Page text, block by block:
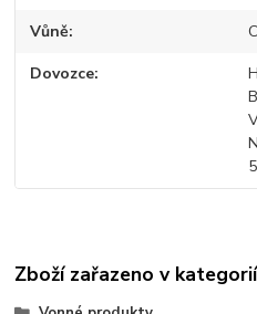
Vůně
Dovozce
Zboží zařazeno v